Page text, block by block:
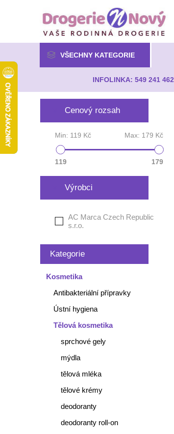
VŠECHNY KATEGORIE
INFOLINKA: 549 241 462
Cenový rozsah
Min: 119 Kč Max: 179 Kč
119 179
Výrobci
AC Marca Czech Republic
s.r.o.
Kategorie
Kosmetika
Antibakteriální přípravky
Ústní hygiena
Tělová kosmetika
sprchové gely
mýdla
tělová mléka
tělové krémy
deodoranty
deodoranty roll-on